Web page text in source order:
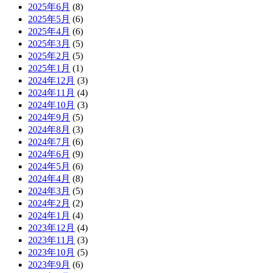
2025年6月 (8)
2025年5月 (6)
2025年4月 (6)
2025年3月 (5)
2025年2月 (5)
2025年1月 (1)
2024年12月 (3)
2024年11月 (4)
2024年10月 (3)
2024年9月 (5)
2024年8月 (3)
2024年7月 (6)
2024年6月 (9)
2024年5月 (6)
2024年4月 (8)
2024年3月 (5)
2024年2月 (2)
2024年1月 (4)
2023年12月 (4)
2023年11月 (3)
2023年10月 (5)
2023年9月 (6)